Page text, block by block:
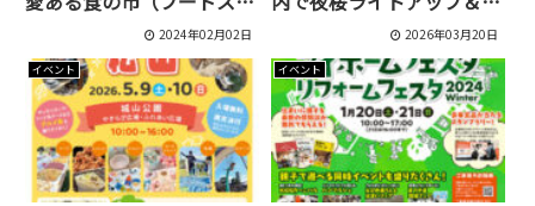
リートマルシェ）」が開催
2024年02月02日 2026年03月20日
イベント イベント